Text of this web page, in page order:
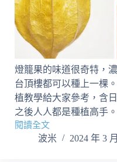
複
採
收
完
燈籠果的味道很奇特，
台頂樓都可以種上一棵
植教學給大家參考，含
之後人人都是種植高手。
閱讀全文
【燈
波米 2024 年 3